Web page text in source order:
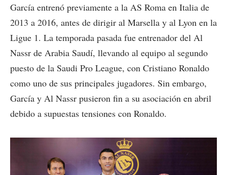
García entrenó previamente a la AS Roma en Italia de
2013 a 2016, antes de dirigir al Marsella y al Lyon en la
Ligue 1. La temporada pasada fue entrenador del Al
Nassr de Arabia Saudí, llevando al equipo al segundo
puesto de la Saudi Pro League, con Cristiano Ronaldo
como uno de sus principales jugadores. Sin embargo,
García y Al Nassr pusieron fin a su asociación en abril
debido a supuestas tensiones con Ronaldo.